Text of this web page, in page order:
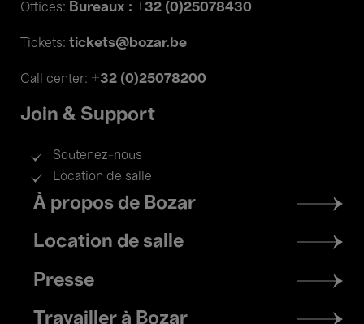
Offices: Bureaux : +32 (0)25078430
Tickets: tickets@bozar.be
Call center: +32 (0)25078200
Join & Support
Soutenez-nous
Location de salle
Footer
menu
À propos de Bozar
Location de salle
Presse
Travailler à Bozar